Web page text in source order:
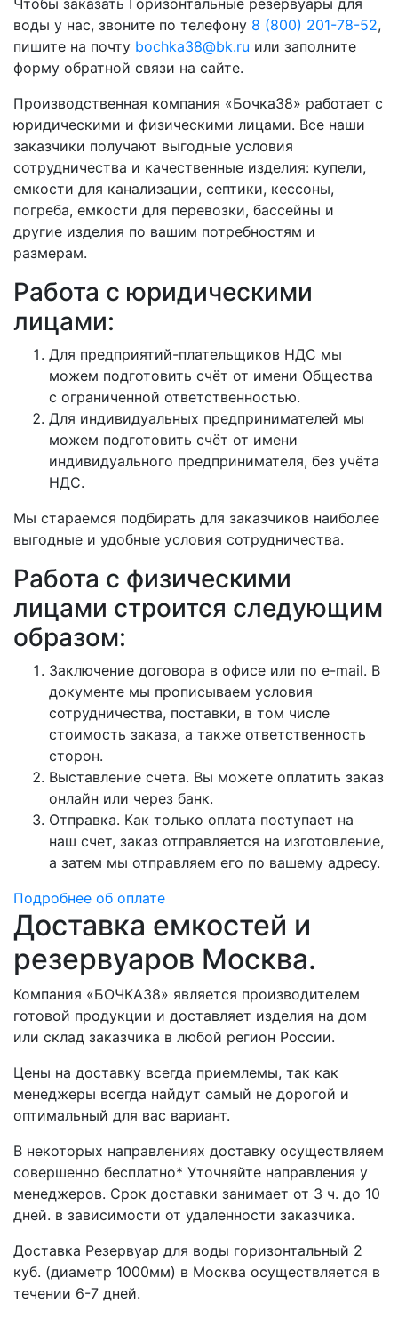
Чтобы заказать Горизонтальные резервуары для
воды у нас, звоните по телефону 8 (800) 201-78-52,
пишите на почту bochka38@bk.ru или заполните
форму обратной связи на сайте.
Производственная компания «Бочка38» работает с
юридическими и физическими лицами. Все наши
заказчики получают выгодные условия
сотрудничества и качественные изделия: купели,
емкости для канализации, септики, кессоны,
погреба, емкости для перевозки, бассейны и
другие изделия по вашим потребностям и
размерам.
Работа с юридическими
лицами:
Для предприятий-плательщиков НДС мы
можем подготовить счёт от имени Общества
с ограниченной ответственностью.
Для индивидуальных предпринимателей мы
можем подготовить счёт от имени
индивидуального предпринимателя, без учёта
НДС.
Мы стараемся подбирать для заказчиков наиболее
выгодные и удобные условия сотрудничества.
Работа с физическими
лицами строится следующим
образом:
Заключение договора в офисе или по e-mail. В
документе мы прописываем условия
сотрудничества, поставки, в том числе
стоимость заказа, а также ответственность
сторон.
Выставление счета. Вы можете оплатить заказ
онлайн или через банк.
Отправка. Как только оплата поступает на
наш счет, заказ отправляется на изготовление,
а затем мы отправляем его по вашему адресу.
Подробнее об оплате
Доставка емкостей и
резервуаров Москва.
Компания «БОЧКА38» является производителем
готовой продукции и доставляет изделия на дом
или склад заказчика в любой регион России.
Цены на доставку всегда приемлемы, так как
менеджеры всегда найдут самый не дорогой и
оптимальный для вас вариант.
В некоторых направлениях доставку осуществляем
совершенно бесплатно* Уточняйте направления у
менеджеров. Срок доставки занимает от 3 ч. до 10
дней. в зависимости от удаленности заказчика.
Доставка Резервуар для воды горизонтальный 2
куб. (диаметр 1000мм) в Москва осуществляется в
течении 6-7 дней.